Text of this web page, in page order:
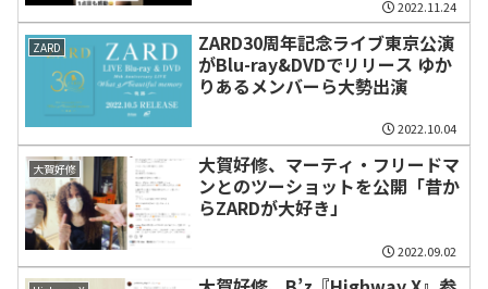
2022.11.24
ZARD
ZARD30周年記念ライブ東京公演
がBlu-ray&DVDでリリース ゆか
りあるメンバーら大勢出演
2022.10.04
大賀好修
大賀好修、マーティ・フリードマ
ンとのツーショットを公開「昔か
らZARDが大好き」
2022.09.02